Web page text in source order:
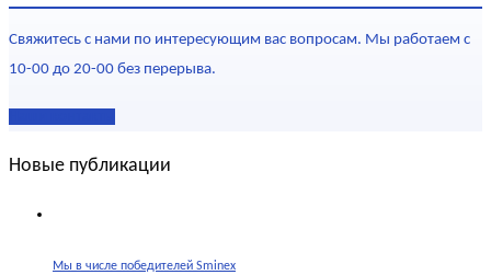
Свяжитесь с нами по интересующим вас вопросам. Мы работаем с
10-00 до 20-00 без перерыва.
Новые публикации
Мы в числе победителей Sminex